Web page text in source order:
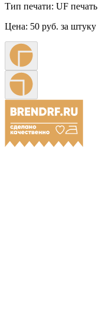
Тип печати: UF печать
Цена: 50 руб. за штуку